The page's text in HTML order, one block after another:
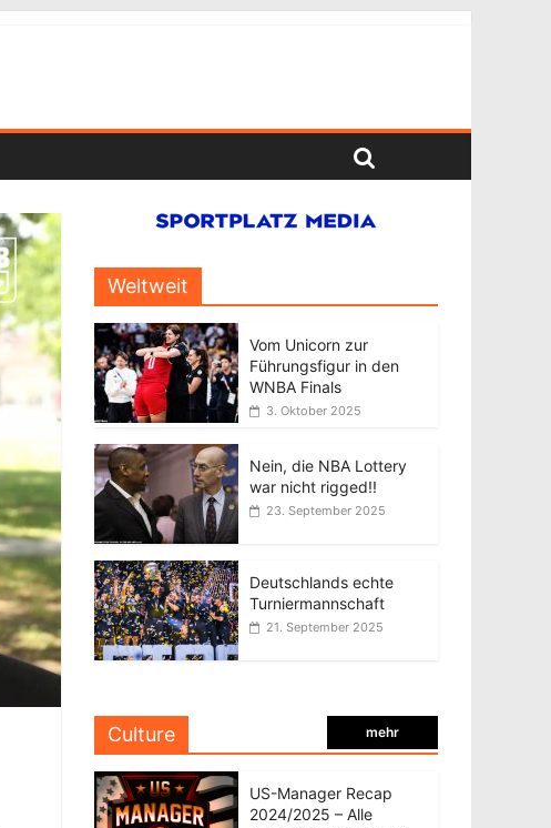
Weltweit
Vom Unicorn zur
Führungsfigur in den
WNBA Finals
3. Oktober 2025
Nein, die NBA Lottery
war nicht rigged!!
23. September 2025
Deutschlands echte
Turniermannschaft
21. September 2025
Culture mehr
US-Manager Recap
2024/2025 – Alle